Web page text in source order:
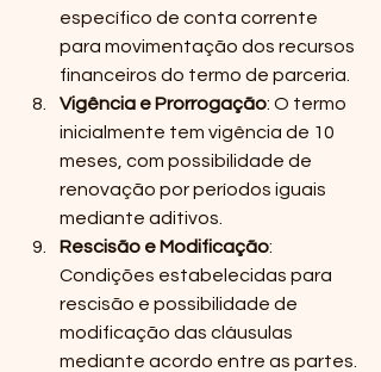
específico de conta corrente
para movimentação dos recursos
financeiros do termo de parceria.
Vigência e Prorrogação: O termo
inicialmente tem vigência de 10
meses, com possibilidade de
renovação por períodos iguais
mediante aditivos.
Rescisão e Modificação:
Condições estabelecidas para
rescisão e possibilidade de
modificação das cláusulas
mediante acordo entre as partes.